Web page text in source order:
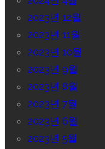
2023년 12월
2023년 11월
2023년 10월
2023년 9월
2023년 8월
2023년 7월
2023년 6월
2023년 5월